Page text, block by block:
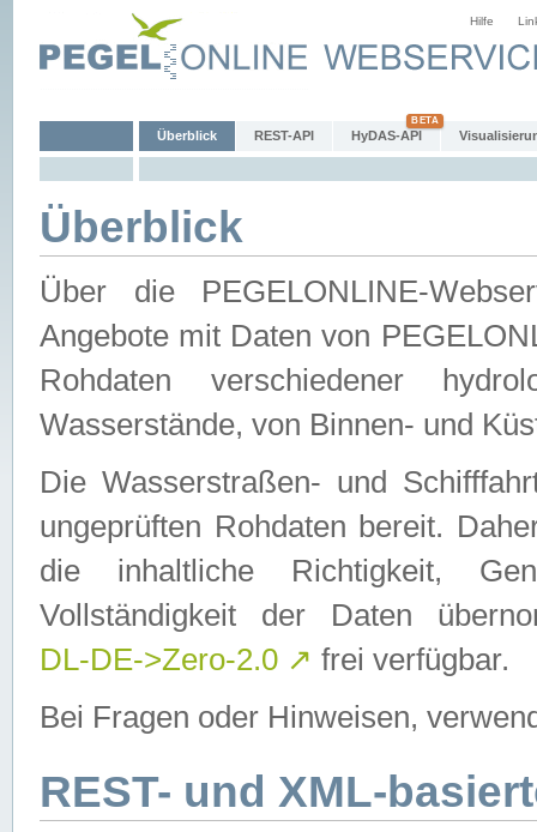
Hilfe
Überblick REST-API HyDAS-API
Überblick
Über die PEGELONLINE-
Angebote mit Daten von
Rohdaten verschiedener
Wasserstände, von Binnen- und
Die Wasserstraßen- und
ungeprüften Rohdaten bereit.
die inhaltliche Richtigkeit,
Vollständigkeit der Daten
DL-DE->Zero-2.0 ↗ frei verfügbar.
Bei Fragen oder Hinweisen,
REST- und XML-